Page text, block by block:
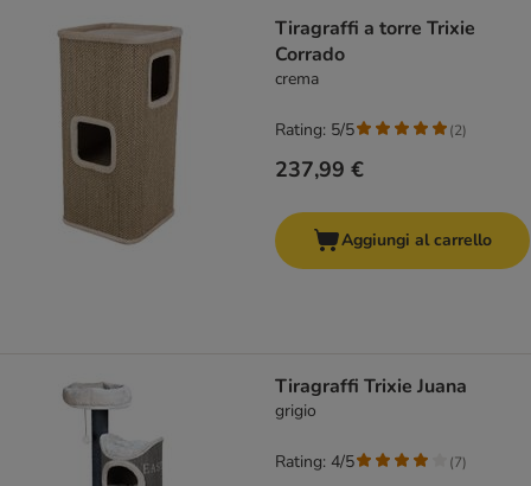
Tiragraffi a torre Trixie
Corrado
crema
237,99 €
Rating: 5/5 (2)
Aggiungi al carrello
Tiragraffi Trixie Juana
grigio
Rating: 4/5 (7)